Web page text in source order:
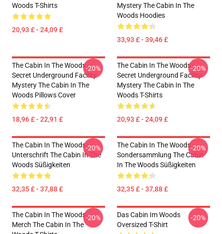
Woods T-Shirts
20,93 £ - 24,09 £
Mystery The Cabin In The
Woods Hoodies
33,93 £ - 39,46 £
The Cabin In The Woods -
Secret Underground Facility
Mystery The Cabin In The
Woods Pillows Cover
18,96 £ - 22,91 £
-20%
The Cabin In The Woods -
Secret Underground Facility
Mystery The Cabin In The
Woods T-Shirts
20,93 £ - 24,09 £
-20%
The Cabin In The Woods
Unterschrift The Cabin In The
Woods Süßigkeiten
32,35 £ - 37,88 £
-20%
The Cabin In The Woods
Sondersammlung The Cabin
In The Woods Süßigkeiten
32,35 £ - 37,88 £
-20%
The Cabin In The Woods
Merch The Cabin In The
-20%
Das Cabin Im Woods
Oversized T-Shirt
-20%